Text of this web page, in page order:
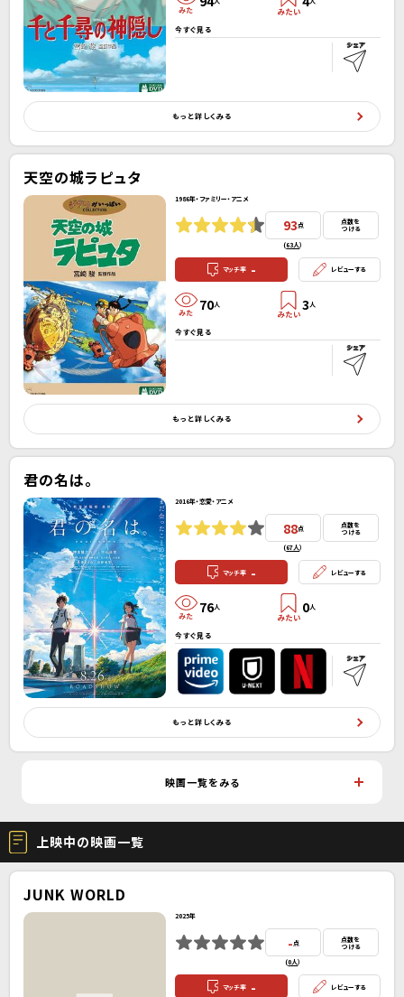
今すぐ見る
もっと詳しくみる
天空の城ラピュタ
1986年・ファミリー・アニメ
93点
(63人）
点数を
つける
マッチ率 - レビューする
70人 3人
今すぐ見る
もっと詳しくみる
君の名は。
2016年・恋愛・アニメ
88点
(67人）
点数を
つける
マッチ率 - レビューする
76人 0人
今すぐ見る
もっと詳しくみる
映画一覧をみる
上映中の映画一覧
JUNK WORLD
2025年
- 点
(0人）
点数を
つける
マッチ率 - レビューする